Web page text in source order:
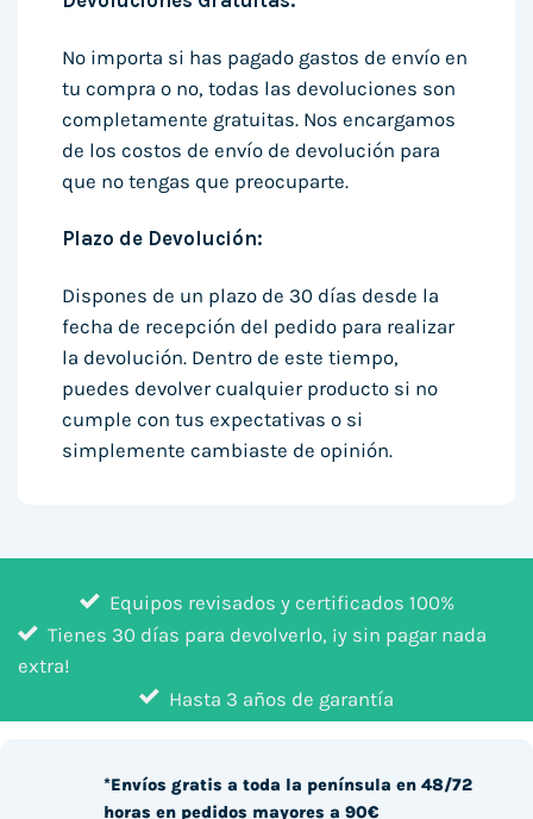
No importa si has pagado gastos de envío en
tu compra o no, todas las devoluciones son
completamente gratuitas. Nos encargamos
de los costos de envío de devolución para
que no tengas que preocuparte.
Plazo de Devolución:
Dispones de un plazo de 30 días desde la
fecha de recepción del pedido para realizar
la devolución. Dentro de este tiempo,
puedes devolver cualquier producto si no
cumple con tus expectativas o si
simplemente cambiaste de opinión.
Equipos revisados y certificados 100%
Tienes 30 días para devolverlo, ¡y sin pagar nada
extra!
Hasta 3 años de garantía
*Envíos gratis a toda la península en 48/72
horas en pedidos mayores a 90€